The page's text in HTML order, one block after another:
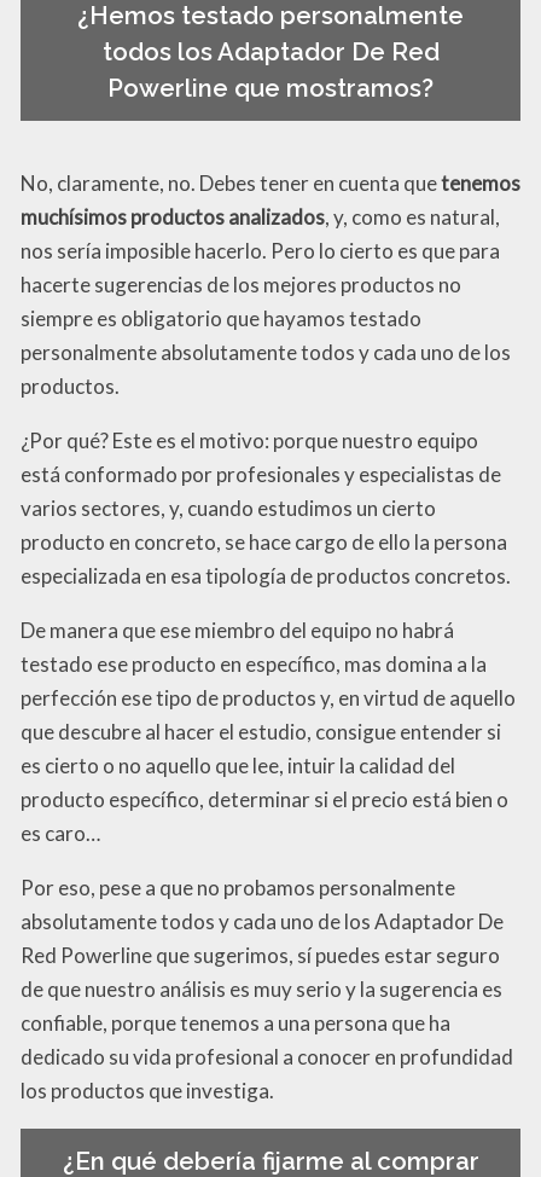
¿Hemos testado personalmente
todos los Adaptador De Red
Powerline que mostramos?
No, claramente, no. Debes tener en cuenta quetenemos
muchísimos productos analizados, y, como es natural,
nos sería imposible hacerlo. Pero lo cierto es que para
hacerte sugerencias de los mejores productos no
siempre es obligatorio que hayamos testado
personalmente absolutamente todos y cada uno de los
productos.
¿Por qué? Este es el motivo: porque nuestro equipo
está conformado por profesionales y especialistas de
varios sectores, y, cuando estudimos un cierto
producto en concreto, se hace cargo de ello la persona
especializada en esa tipología de productos concretos.
De manera que ese miembro del equipo no habrá
testado ese producto en específico, mas domina a la
perfección ese tipo de productos y, en virtud de aquello
que descubre al hacer el estudio, consigue entender si
es cierto o no aquello que lee, intuir la calidad del
producto específico, determinar si el precio está bien o
es caro…
Por eso, pese a que no probamos personalmente
absolutamente todos y cada uno de los Adaptador De
Red Powerline que sugerimos, sí puedes estar seguro
de que nuestro análisis es muy serio y la sugerencia es
confiable, porque tenemos a una persona que ha
dedicado su vida profesional a conocer en profundidad
los productos que investiga.
¿En qué debería fijarme al comprar